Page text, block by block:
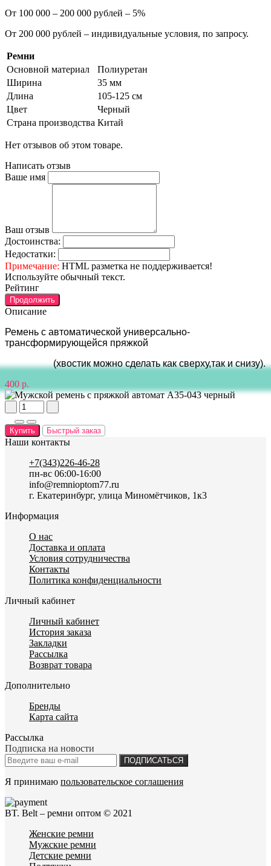
От 100 000 – 200 000 рублей – 5%
От 200 000 рублей – индивидуальные условия, по запросу.
Ремни
Основной материал
Полиуретан
Ширина
35 мм
Длина
105-125 см
Цвет
Черный
Страна производства Китай
Нет отзывов об этом товаре.
Написать отзыв
Ваше имя
Ваш отзыв
Достоинства:
Недостатки:
Примечание: HTML разметка не поддерживается!
Используйте обычный текст.
Рейтинг
Продолжить
Описание
Ремень с автоматической универсально-
трансформирующейся пряжкой
(хвостик можно сделать как сверху,так и снизу).
400 р.
Купить Быстрый заказ
Наши контакты
+7(343)226-46-28
пн-вс 06:00-16:00
info@remnioptom77.ru
г. Екатеринбург, улица Миномётчиков, 1к3
Информация
О нас
Доставка и оплата
Условия сотрудничества
Контакты
Политика конфиденциальности
Личный кабинет
Личный кабинет
История заказа
Закладки
Рассылка
Возврат товара
Дополнительно
Бренды
Карта сайта
Рассылка
Подписка на новости
ПОДПИСАТЬСЯ
Я принимаю пользовательское соглашения
BT. Belt – ремни оптом © 2021
Женские ремни
Мужские ремни
Детские ремни